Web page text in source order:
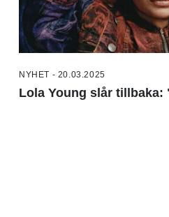
NYHET - 20.03.2025
Lola Young slår tillbaka: